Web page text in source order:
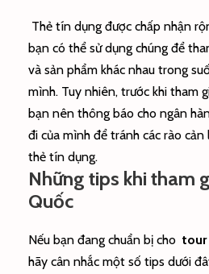
Thẻ tín dụng được chấp nhận
bạn có thể sử dụng chúng để
và sản phẩm khác nhau trong
mình. Tuy nhiên, trước khi tham
bạn nên thông báo cho ngân
đi của mình để tránh các rào
thẻ tín dụng.
Những tips khi tham
Quốc
Nếu bạn đang chuẩn bị cho tour
hãy cân nhắc một số tips dưới